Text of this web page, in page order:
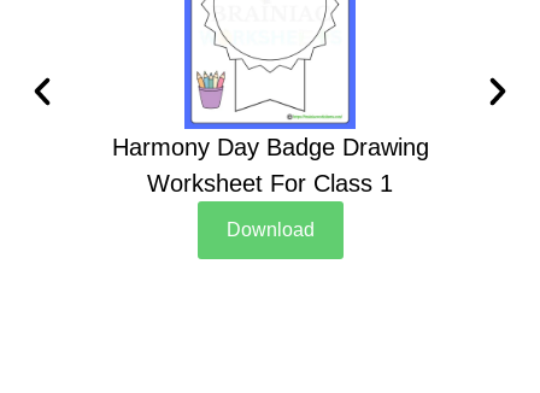
Harmony Day Badge Drawing
Worksheet For Class 1
Download